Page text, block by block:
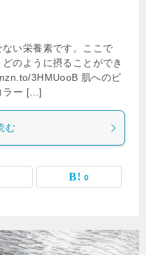
い栄養素です。ここで
のように摂ることができ
3HMUooB 肌へのビ
ラー […]
む
0